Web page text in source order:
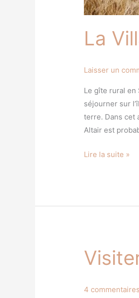
La
Laisser un
Le gîte rural en
séjourner sur
terre. Dans cet
Altair est
Lire la suite »
4 commentaires
Visiter
l’Etna,
de